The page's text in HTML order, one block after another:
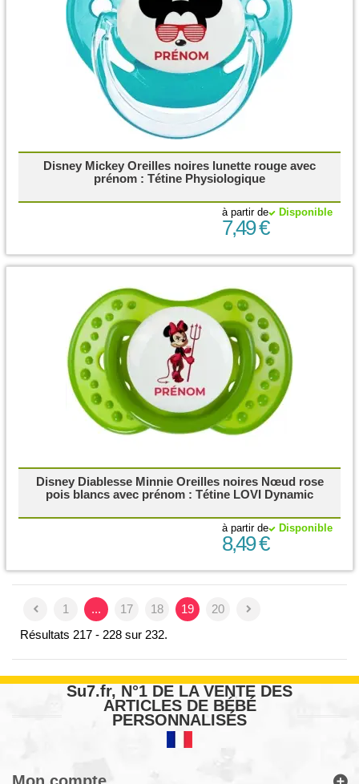
Disney Mickey Oreilles noires lunette rouge avec
prénom : Tétine Physiologique
Disponible
à partir de
7,49 €
Disney Diablesse Minnie Oreilles noires Nœud rose
pois blancs avec prénom : Tétine LOVI Dynamic
Disponible
à partir de
8,49 €
1 ... 17 18 19
20
Résultats 217 - 228 sur 232.
Su7.fr, N°1 DE LA VENTE DES
ARTICLES DE BÉBÉ
PERSONNALISÉS